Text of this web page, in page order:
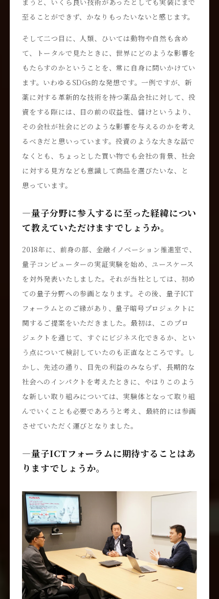
まうと、いくら良い技術があったとしても実装にまで
至ることができず、かなりもったいないと感じます。
そして二つ目に、人類、ひいては動物や自然も含め
て、トータルで見たときに、世界にどのような影響を
もたらすのかということを、常に自身に問いかけてい
ます。いわゆるSDGs的な発想です。一例ですが、新
薬に対する革新的な技術を持つ薬品会社に対して、投
資をする際には、目の前の収益性、儲けというより、
その会社が社会にどのような影響を与えるのかを考え
るべきだと思いっています。投資のような大きな話で
なくとも、ちょっとした買い物でも会社の背景、社会
に対する見方なども意識して商品を選びたいな、と
思っています。
―量子分野に参入するに至った経緯につい
て教えていただけますでしょうか。
2018年に、前身の部、金融イノベーション推進室で、
量子コンピューターの実証実験を始め、ユースケース
を対外発表いたしました。それが当社としては、初め
ての量子分野への参画となります。その後、量子ICT
フォーラムとのご縁があり、量子暗号プロジェクトに
関するご提案をいただきました。最初は、このプロ
ジェクトを通じて、すぐにビジネス化できるか、とい
う点について検討していたのも正直なところです。し
かし、先述の通り、目先の利益のみならず、長期的な
社会へのインパクトを考えたときに、やはりこのよう
な新しい取り組みについては、実験体となって取り組
んでいくことも必要であろうと考え、最終的には参画
させていただく運びとなりました。
―量子ICTフォーラムに期待することはあ
りますでしょうか。